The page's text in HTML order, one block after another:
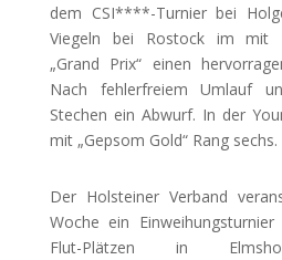
dem CSI****-Turnier bei
Viegeln bei Rostock im mit
„Grand Prix“ einen
Nach fehlerfreiem Umlauf
Stechen ein Abwurf. In der
mit „Gepsom Gold“ Rang sechs.
Der Holsteiner Verband
Woche ein
Flut-Plätzen in